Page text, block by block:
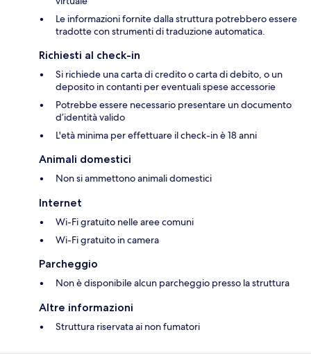
Le informazioni fornite dalla struttura potrebbero essere
tradotte con strumenti di traduzione automatica.
Richiesti al check-in
Si richiede una carta di credito o carta di debito, o un
deposito in contanti per eventuali spese accessorie
Potrebbe essere necessario presentare un documento
d’identità valido
L'età minima per effettuare il check-in è 18 anni
Animali domestici
Non si ammettono animali domestici
Internet
Wi-Fi gratuito nelle aree comuni
Wi-Fi gratuito in camera
Parcheggio
Non è disponibile alcun parcheggio presso la struttura
Altre informazioni
Struttura riservata ai non fumatori